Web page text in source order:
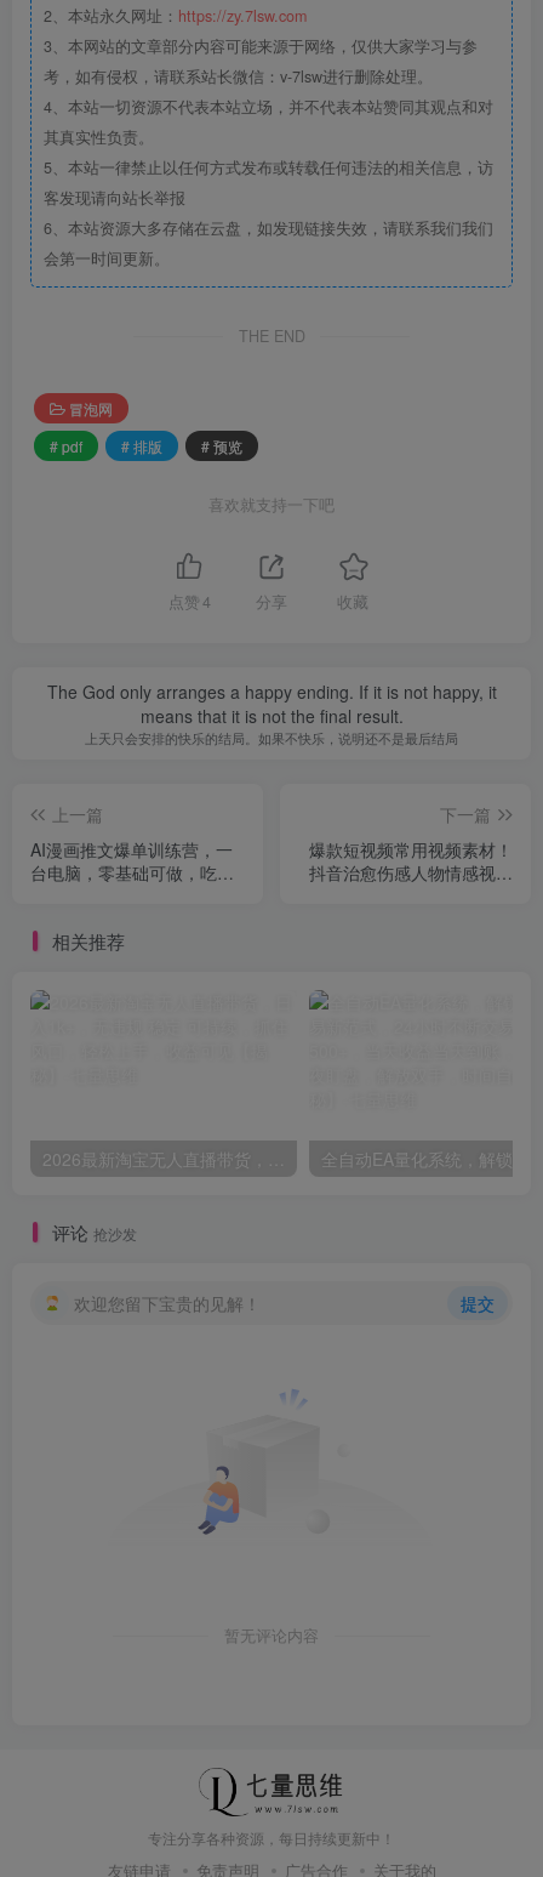
2、本站永久网址： https://zy.7lsw.com
3、本网站的文章部分内容可能来源于网络，仅供大家学习与参
考，如有侵权，请联系站长微信：v-7lsw进行删除处理。
4、本站一切资源不代表本站立场，并不代表本站赞同其观点和对
其真实性负责。
5、本站一律禁止以任何方式发布或转载任何违法的相关信息，访
客发现请向站长举报
6、本站资源大多存储在云盘，如发现链接失效，请联系我们我们
会第一时间更新。
THE END
冒泡网
# pdf
# 排版 # 预览
喜欢就支持一下吧
点赞 4 分享 收藏
The God only arranges a happy ending. If it is not happy, it
means that it is not the final result.
上天只会安排的快乐的结局。如果不快乐，说明还不是最后结局
上一篇
AI漫画推文爆单训练营，一
台电脑，零基础可做，吃透
0705）
下一篇
爆款短视频常用视频素材！
抖音治愈伤感人物情感视频
相关推荐
评论 抢沙发
欢迎您留下宝贵的见解！ 提交
暂无评论内容
专注分享各种资源，每日持续更新中！
友链申请 免责声明 广告合作 关于我的